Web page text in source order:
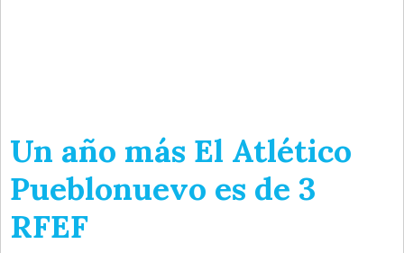
Un año más El Atlético
Pueblonuevo es de 3
RFEF